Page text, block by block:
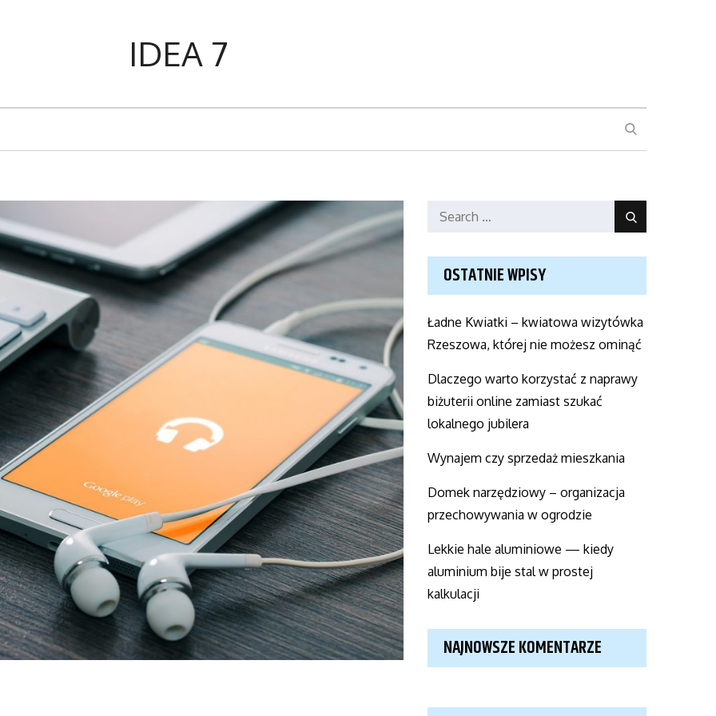
IDEA 7
SEARCH
Search
Search
OSTATNIE WPISY
Ładne Kwiatki – kwiatowa wizytówka
Rzeszowa, której nie możesz ominąć
Dlaczego warto korzystać z naprawy
biżuterii online zamiast szukać
lokalnego jubilera
Wynajem czy sprzedaż mieszkania
Domek narzędziowy – organizacja
przechowywania w ogrodzie
Lekkie hale aluminiowe — kiedy
aluminium bije stal w prostej
kalkulacji
NAJNOWSZE KOMENTARZE